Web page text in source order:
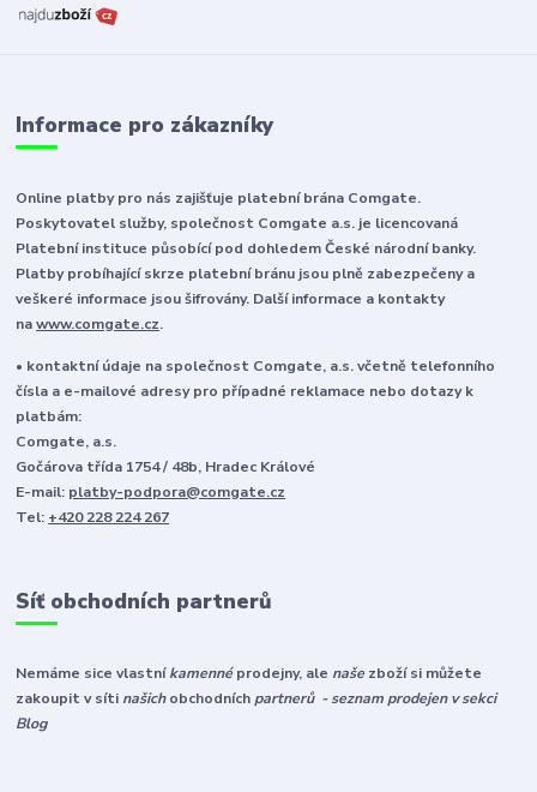
Informace pro zákazníky
Online platby pro nás zajišťuje platební brána Comgate.
Poskytovatel služby, společnost Comgate a.s. je licencovaná
Platební instituce působící pod dohledem České národní banky.
Platby probíhající skrze platební bránu jsou plně zabezpečeny a
veškeré informace jsou šifrovány. Další informace a kontakty
nawww.comgate.cz.
• kontaktní údaje na společnost Comgate, a.s. včetně telefonního
čísla a e-mailové adresy pro případné reklamace nebo dotazy k
platbám:
Comgate, a.s.
Gočárova třída 1754 / 48b, Hradec Králové
E-mail: platby-podpora@comgate.cz
Tel: +420 228 224 267
Síť obchodních partnerů
Nemáme sice vlastníkamennéprodejny, ale naše zboží si můžete
zakoupit v síti našichobchodníchpartnerů - seznam prodejen v sekci
Blog